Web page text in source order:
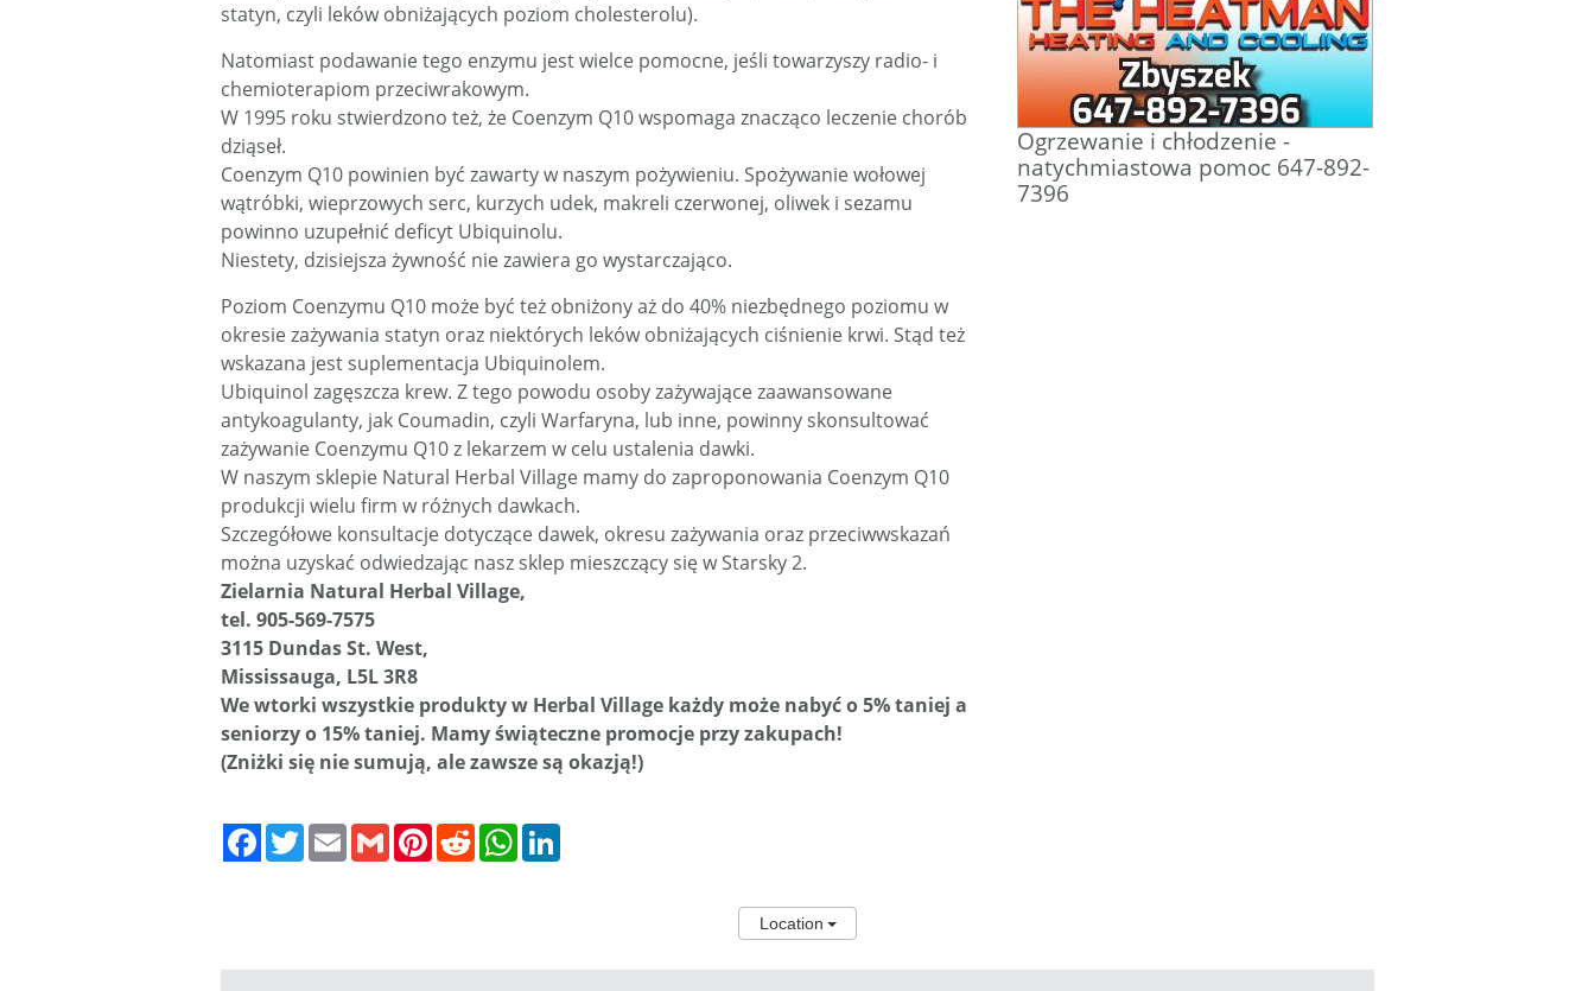
statyn, czyli leków obniżających poziom cholesterolu).
Natomiast podawanie tego enzymu jest wielce pomocne, jeśli towarzyszy radio- i
chemioterapiom przeciwrakowym.
W 1995 roku stwierdzono też, że Coenzym Q10 wspomaga znacząco leczenie chorób
dziąseł.
Coenzym Q10 powinien być zawarty w naszym pożywieniu. Spożywanie wołowej
wątróbki, wieprzowych serc, kurzych udek, makreli czerwonej, oliwek i sezamu
powinno uzupełnić deficyt Ubiquinolu.
Niestety, dzisiejsza żywność nie zawiera go wystarczająco.
Poziom Coenzymu Q10 może być też obniżony aż do 40% niezbędnego poziomu w
okresie zażywania statyn oraz niektórych leków obniżających ciśnienie krwi. Stąd też
wskazana jest suplementacja Ubiquinolem.
Ubiquinol zagęszcza krew. Z tego powodu osoby zażywające zaawansowane
antykoagulanty, jak Coumadin, czyli Warfaryna, lub inne, powinny skonsultować
zażywanie Coenzymu Q10 z lekarzem w celu ustalenia dawki.
W naszym sklepie Natural Herbal Village mamy do zaproponowania Coenzym Q10
produkcji wielu firm w różnych dawkach.
Szczegółowe konsultacje dotyczące dawek, okresu zażywania oraz przeciwwskazań
można uzyskać odwiedzając nasz sklep mieszczący się w Starsky 2.
Zielarnia Natural Herbal Village,
tel. 905-569-7575
3115 Dundas St. West,
Mississauga, L5L 3R8
We wtorki wszystkie produkty w Herbal Village każdy może nabyć o 5% taniej a
seniorzy o 15% taniej. Mamy świąteczne promocje przy zakupach!
(Zniżki się nie sumują, ale zawsze są okazją!)
TwitterEmail Gmail PinterestRedditWhatsApp
Ogrzewanie i chłodzenie -
natychmiastowa pomoc 647-892-
7396
Location